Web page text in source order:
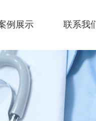
例展示 联系我